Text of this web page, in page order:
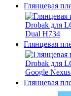
Глянцевая
Глянцевая
Глянцевая